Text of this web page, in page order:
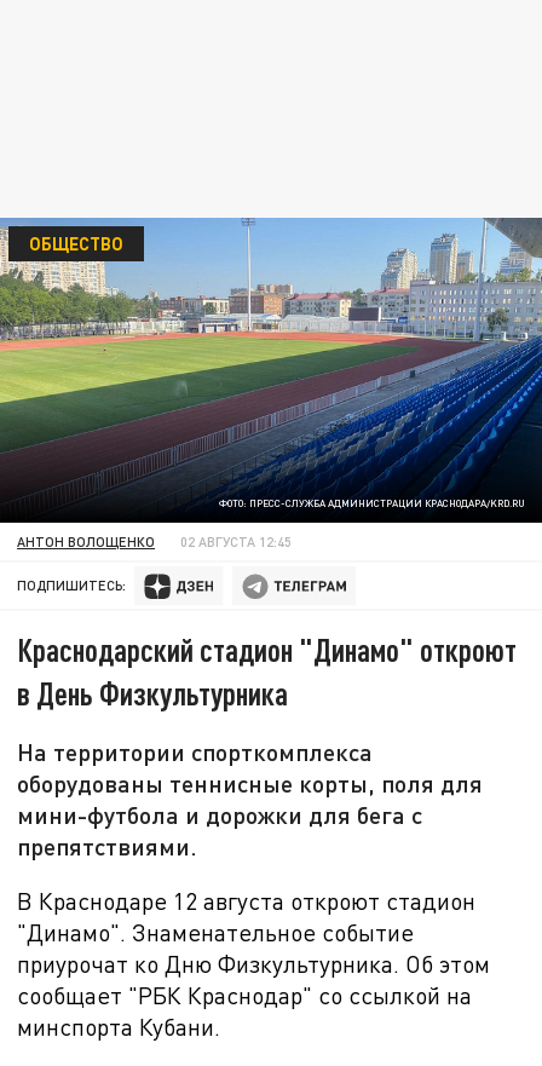
ФОТО: ПРЕСС-СЛУЖБА АДМИНИСТРАЦИИ КРАСНОДАРА/KRD.RU
ОБЩЕСТВО
АНТОН ВОЛОЩЕНКО 02 АВГУСТА 12:45
ПОДПИШИТЕСЬ:
Краснодарский стадион "Динамо" откроют
в День Физкультурника
На территории спорткомплекса
оборудованы теннисные корты, поля для
мини-футбола и дорожки для бега с
препятствиями.
В Краснодаре 12 августа откроют стадион
"Динамо". Знаменательное событие
приурочат ко Дню Физкультурника. Об этом
сообщает "РБК Краснодар" со ссылкой на
минспорта Кубани.